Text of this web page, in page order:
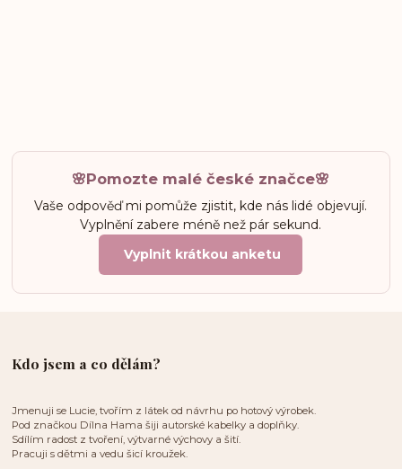
🌸Pomozte malé české značce🌸
Vaše odpověď mi pomůže zjistit, kde nás lidé objevují.
Vyplnění zabere méně než pár sekund.
Vyplnit krátkou anketu
Kdo jsem a co dělám?
Jmenuji se Lucie, tvořím z látek od návrhu po hotový výrobek.
Pod značkou Dílna Hama šiji autorské kabelky a doplňky.
Sdílím radost z tvoření, výtvarné výchovy a šití.
Pracuji s dětmi a vedu šicí kroužek.